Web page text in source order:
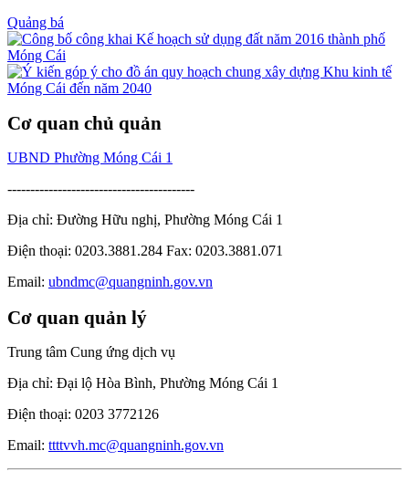
Quảng bá
Cơ quan chủ quản
UBND Phường Móng Cái 1
-----------------------------------------
Địa chỉ: Đường Hữu nghị, Phường Móng Cái 1
Điện thoại: 0203.3881.284 Fax: 0203.3881.071
Email: ubndmc@quangninh.gov.vn
Cơ quan quản lý
Trung tâm Cung ứng dịch vụ
Địa chỉ: Đại lộ Hòa Bình, Phường Móng Cái 1
Điện thoại: 0203 3772126
Email: ttttvvh.mc@quangninh.gov.vn